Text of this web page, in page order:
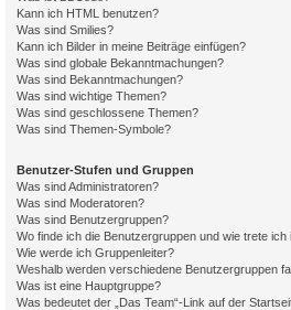
Kann ich HTML benutzen?
Was sind Smilies?
Kann ich Bilder in meine Beiträge einfügen?
Was sind globale Bekanntmachungen?
Was sind Bekanntmachungen?
Was sind wichtige Themen?
Was sind geschlossene Themen?
Was sind Themen-Symbole?
Benutzer-Stufen und Gruppen
Was sind Administratoren?
Was sind Moderatoren?
Was sind Benutzergruppen?
Wo finde ich die Benutzergruppen und wie trete ich
Wie werde ich Gruppenleiter?
Weshalb werden verschiedene Benutzergruppen
Was ist eine Hauptgruppe?
Was bedeutet der „Das Team“-Link auf der